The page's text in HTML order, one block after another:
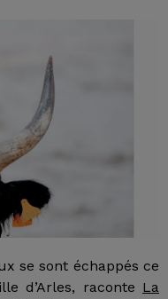
se sont échappés ce
d’Arles, raconte La